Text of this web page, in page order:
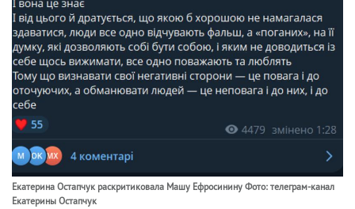
Екатерина Остапчук раскритиковала Машу Ефросинину Фото: телеграм-канал
Екатерины Остапчук